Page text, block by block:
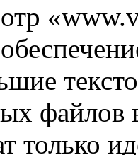
файлов
только